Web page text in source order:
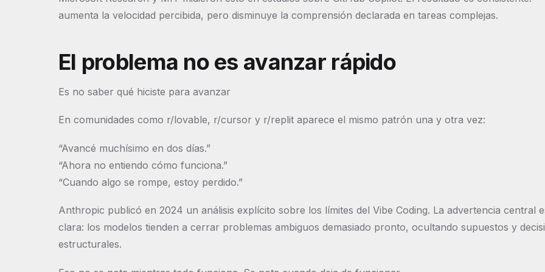
aumenta la velocidad percibida, pero disminuye la comprensión declarada en tareas complejas.
El problema no es avanzar rápido
Es no saber qué hiciste para avanzar
En comunidades como r/lovable, r/cursor y r/replit aparece el mismo patrón una y otra vez:
“Avancé muchísimo en dos días.”
“Ahora no entiendo cómo funciona.”
“Cuando algo se rompe, estoy perdido.”
Anthropic publicó en 2024 un análisis explícito sobre los límites del Vibe Coding. La advertencia central
clara: los modelos tienden a cerrar problemas ambiguos demasiado pronto, ocultando supuestos y
estructurales.